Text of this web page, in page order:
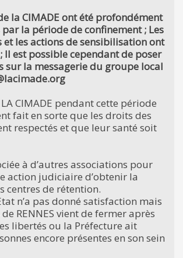
la CIMADE ont été profondément
la période de confinement ; Les
et les actions de sensibilisation ont
Il est possible cependant de poser
sur la messagerie du groupe local
CIMADE pendant cette période
fait en sorte que les droits des
respectés et que leur santé soit
à d’autres associations pour
action judiciaire d’obtenir la
centres de rétention.
n’a pas donné satisfaction mais
RENNES vient de fermer après
libertés ou la Préfecture ait
encore présentes en son sein